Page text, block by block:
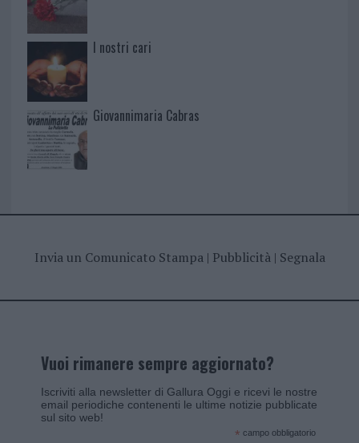
I nostri cari
Giovannimaria Cabras
Invia un Comunicato Stampa| Pubblicità| Segnala
Vuoi rimanere sempre aggiornato?
Iscriviti alla newsletter di Gallura Oggi e ricevi le nostre
email periodiche contenenti le ultime notizie pubblicate
sul sito web!
* campo obbligatorio